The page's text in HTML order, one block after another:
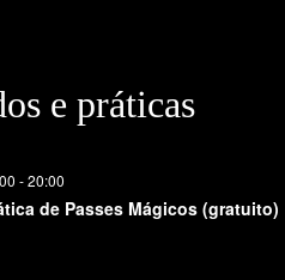
e práticas
-20:00
de Passes Mágicos (gratuito)